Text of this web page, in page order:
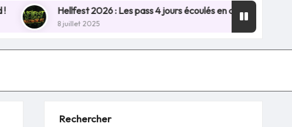
Hellfest 2026 : Les pass 4 jours écoulés en quelques minutes,
8 juillet 2025
Rechercher